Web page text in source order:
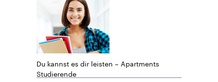
Du kannst es dir leisten – Apartments
Studierende